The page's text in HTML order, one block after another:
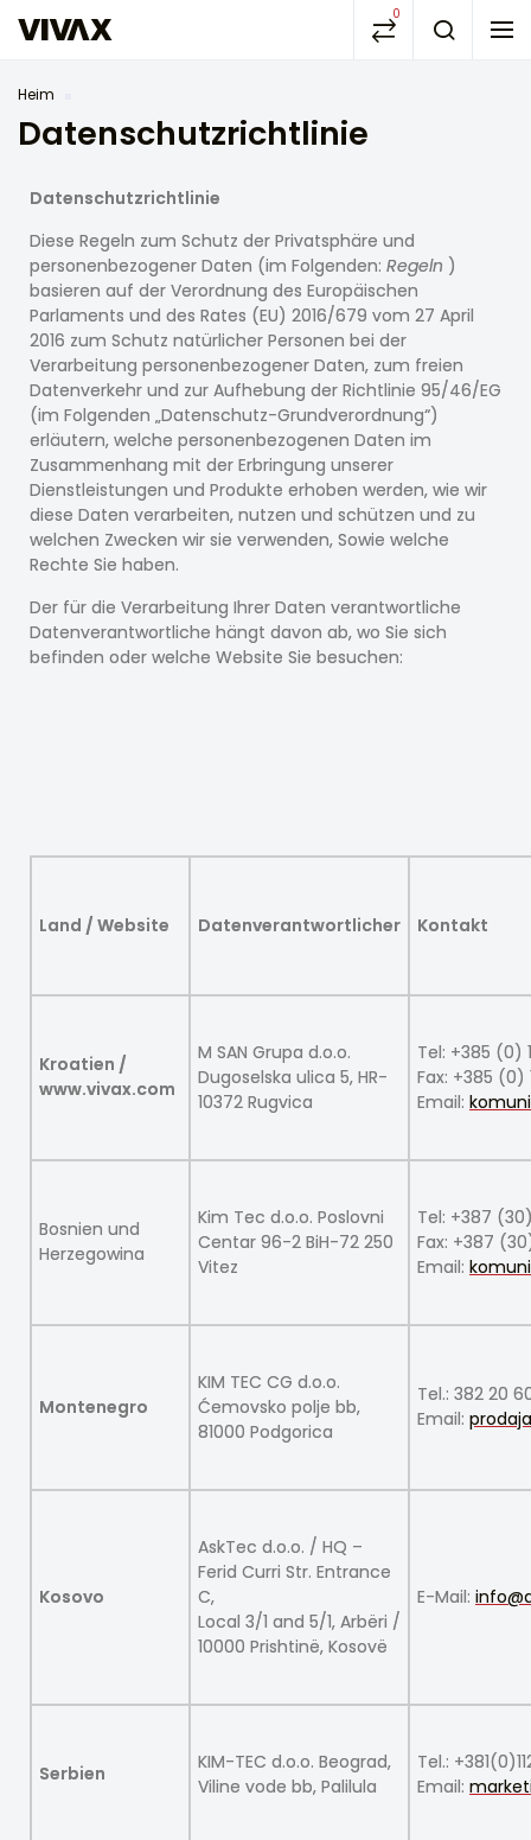
0
Heim
Datenschutzrichtlinie
Datenschutzrichtlinie
Diese Regeln zum Schutz der Privatsphäre und
personenbezogener Daten (im Folgenden: Regeln )
basieren auf der Verordnung des Europäischen
Parlaments und des Rates (EU) 2016/679 vom 27 April
2016 zum Schutz natürlicher Personen bei der
Verarbeitung personenbezogener Daten, zum freien
Datenverkehr und zur Aufhebung der Richtlinie 95/46/EG
(im Folgenden „Datenschutz-Grundverordnung“)
erläutern, welche personenbezogenen Daten im
Zusammenhang mit der Erbringung unserer
Dienstleistungen und Produkte erhoben werden, wie wir
diese Daten verarbeiten, nutzen und schützen und zu
welchen Zwecken wir sie verwenden, Sowie welche
Rechte Sie haben.
Der für die Verarbeitung Ihrer Daten verantwortliche
Datenverantwortliche hängt davon ab, wo Sie sich
befinden oder welche Website Sie besuchen:
Land / Website Datenverantwortlicher Kontakt
Kroatien /
www.vivax.com
M SAN Grupa d.o.o.
Dugoselska ulica 5, HR-
10372 Rugvica
Tel: +385 (0)
Fax: +385 (0)
Email:
Bosnien und
Herzegowina
Kim Tec d.o.o. Poslovni
Centar 96-2 BiH-72 250
Vitez
Tel: +387
Fax: +387
Email:
Montenegro
KIM TEC CG d.o.o.
Ćemovsko polje bb,
81000 Podgorica
Tel.: 382 20
Email:
Kosovo
AskTec d.o.o. / HQ –
Ferid Curri Str. Entrance
C,
Local 3/1 and 5/1, Arbëri /
10000 Prishtinë, Kosovë
E-Mail:
Serbien
KIM-TEC d.o.o. Beograd,
Viline vode bb, Palilula
Tel.:
Email: